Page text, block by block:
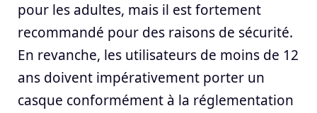
pour les adultes, mais il est fortement
recommandé pour des raisons de sécurité.
En revanche, les utilisateurs de moins de 12
ans doivent impérativement porter un
casque conformément à la réglementation